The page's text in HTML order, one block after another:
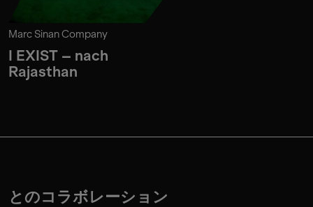
Marc Sinan Company
I EXIST – nach
Rajasthan
とのコラボレーション